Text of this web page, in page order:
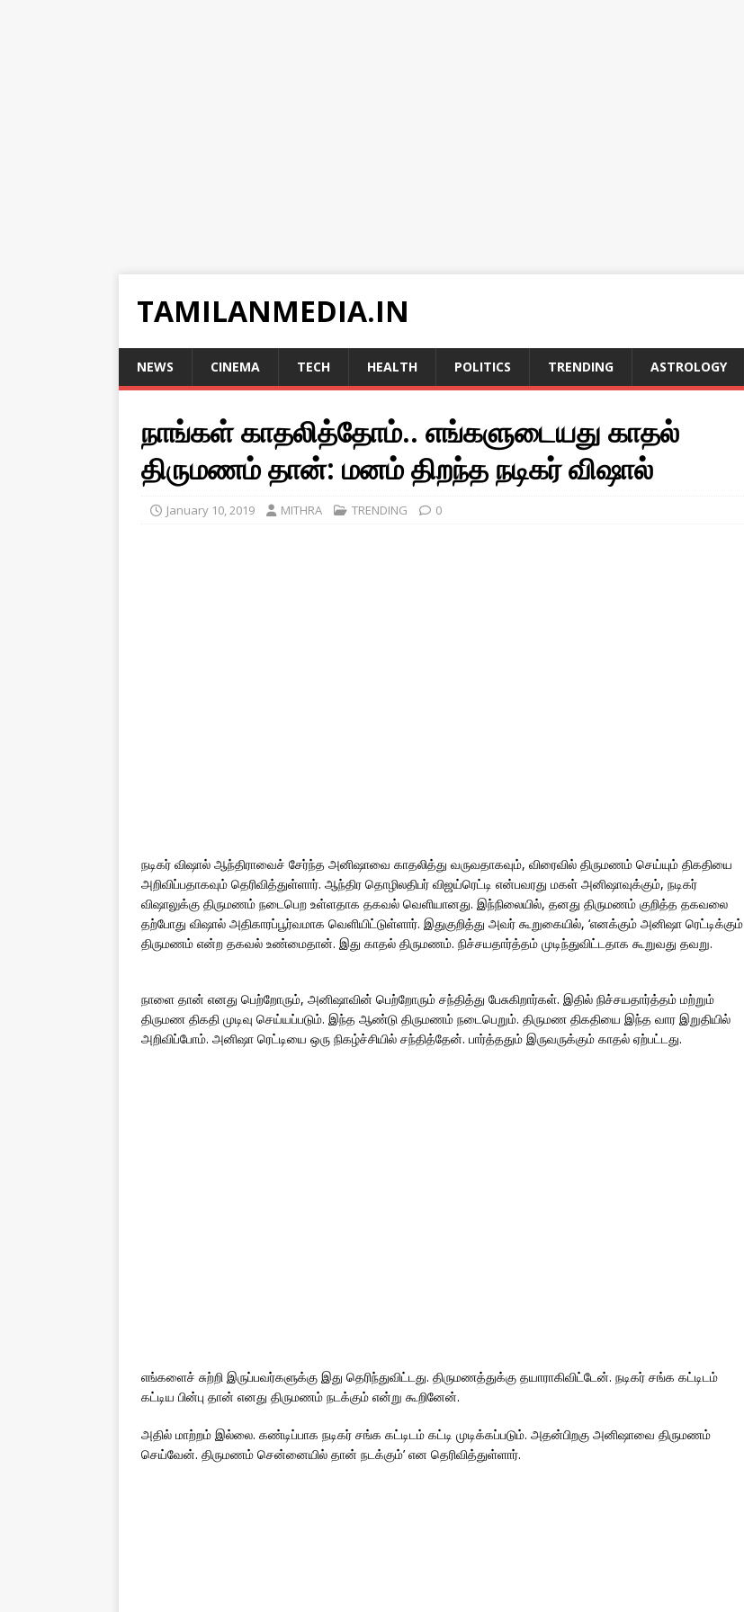
TAMILANMEDIA.IN
NEWS CINEMA TECH HEALTH POLITICS TRENDING ASTROLOGY
நாங்கள் காதலித்தோம்.. எங்களுடையது காதல்
திருமணம் தான்: மனம் திறந்த நடிகர் விஷால்
January 10, 2019 MITHRA TRENDING 0
நடிகர் விஷால் ஆந்திராவைச் சேர்ந்த அனிஷாவை காதலித்து வருவதாகவும், விரைவில் திருமணம் செய்யும் திகதியை
அறிவிப்பதாகவும் தெரிவித்துள்ளார். ஆந்திர தொழிலதிபர் விஜய்ரெட்டி என்பவரது மகள் அனிஷாவுக்கும், நடிகர்
விஷாலுக்கு திருமணம் நடைபெற உள்ளதாக தகவல் வெளியானது. இந்நிலையில், தனது திருமணம் குறித்த தகவலை
தற்போது விஷால் அதிகாரப்பூர்வமாக வெளியிட்டுள்ளார். இதுகுறித்து அவர் கூறுகையில், ‘எனக்கும் அனிஷா ரெட்டிக்கும்
திருமணம் என்ற தகவல் உண்மைதான். இது காதல் திருமணம். நிச்சயதார்த்தம் முடிந்துவிட்டதாக கூறுவது தவறு.
நாளை தான் எனது பெற்றோரும், அனிஷாவின் பெற்றோரும் சந்தித்து பேசுகிறார்கள். இதில் நிச்சயதார்த்தம் மற்றும்
திருமண திகதி முடிவு செய்யப்படும். இந்த ஆண்டு திருமணம் நடைபெறும். திருமண திகதியை இந்த வார இறுதியில்
அறிவிப்போம். அனிஷா ரெட்டியை ஒரு நிகழ்ச்சியில் சந்தித்தேன். பார்த்ததும் இருவருக்கும் காதல் ஏற்பட்டது.
எங்களைச் சுற்றி இருப்பவர்களுக்கு இது தெரிந்துவிட்டது. திருமணத்துக்கு தயாராகிவிட்டேன். நடிகர் சங்க கட்டிடம்
கட்டிய பின்பு தான் எனது திருமணம் நடக்கும் என்று கூறினேன்.
அதில் மாற்றம் இல்லை. கண்டிப்பாக நடிகர் சங்க கட்டிடம் கட்டி முடிக்கப்படும். அதன்பிறகு அனிஷாவை திருமணம்
செய்வேன். திருமணம் சென்னையில் தான் நடக்கும்’ என தெரிவித்துள்ளார்.